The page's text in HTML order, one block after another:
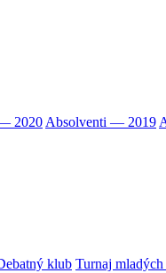
2020 Absolventi — 2019
klub Turnaj